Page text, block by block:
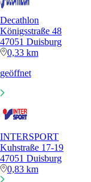
Decathlon
Königsstraße 48
47051 Duisburg
0,33 km
geöffnet
INTERSPORT
Kuhstraße 17-19
47051 Duisburg
0,83 km